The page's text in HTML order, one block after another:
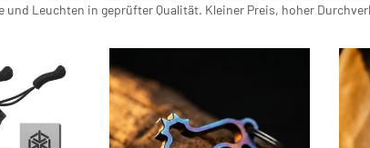
und Leuchten in geprüfter Qualität. Kleiner Preis, hoher